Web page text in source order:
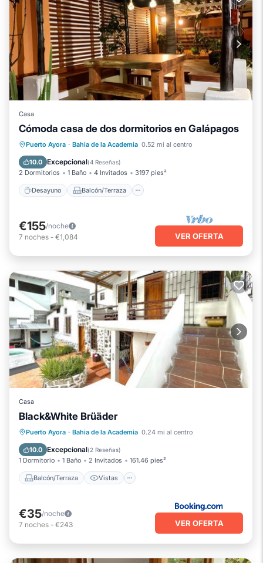
Casa
Cómoda casa de dos dormitorios en Galápagos
Puerto Ayora · Bahia de la Academia 0.52 mi al centro
10.0 Excepcional(4 Reseñas)
2 Dormitorios 1 Baño 4 Invitados 3197 pies²
Desayuno Balcón/Terraza
Desayuno Balcón/Terraza
Cocina
Aire acondicionado
€155/noche
7 noches - €1,084 VER OFERTA
Casa
Black&White Brüäder
Puerto Ayora · Bahia de la Academia 0.24 mi al centro
10.0 Excepcional(2 Reseñas)
1 Dormitorio 1 Baño 2 Invitados 161.46 pies²
Balcón/Terraza Vistas
Balcón/Terraza Vistas
Cocina
Internet
€35/noche
7 noches - €243 VER OFERTA